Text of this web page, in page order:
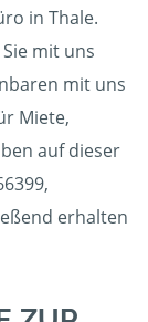
in Thale.
mit uns
mit uns
Miete,
auf dieser
erhalten